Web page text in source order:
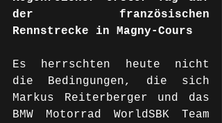
der französischen
Rennstrecke in Magny-Cours
Es herrschten heute nicht
die Bedingungen, die sich
Markus Reiterberger und das
BMW Motorrad WorldSBK Team